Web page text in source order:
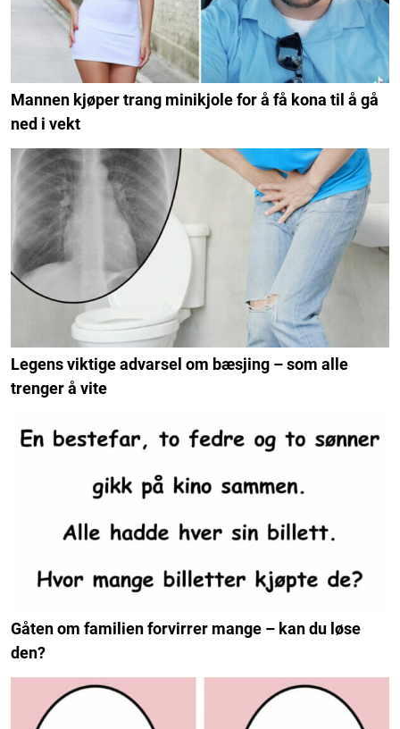
Mannen kjøper trang minikjole for å få kona til å gå
ned i vekt
Legens viktige advarsel om bæsjing – som alle
trenger å vite
Gåten om familien forvirrer mange – kan du løse
den?